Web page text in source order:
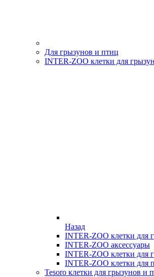
Для грызунов и птиц
INTER-ZOO клетки для
Назад
INTER-ZOO клетки для
INTER-ZOO аксессуары
INTER-ZOO клетки для
INTER-ZOO клетки для
Tesoro клетки для грызунов и